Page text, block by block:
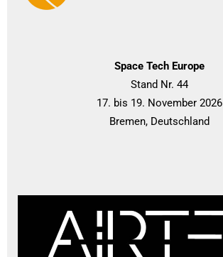
Space Tech Europe
Stand Nr. 44
17. bis 19. November 2026
Bremen, Deutschland